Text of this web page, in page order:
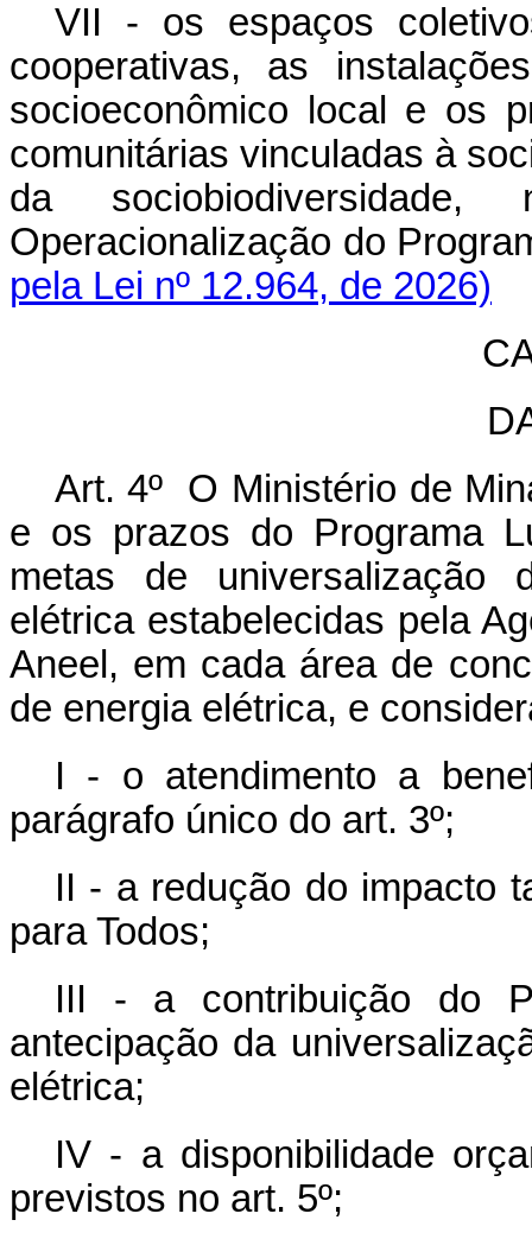
VII - os espaços
cooperativas, as
socioeconômico local e os
comunitárias vinculadas à
da
Operacionalização do
pela Lei nº 12.964, de 2026)
Art. 4º O Ministério de
e os prazos do Programa
metas de universalização
elétrica estabelecidas pela
Aneel, em cada área de
de energia elétrica, e
I - o atendimento a
parágrafo único do art. 3º;
II - a redução do impacto
para Todos;
III - a contribuição do
antecipação da
elétrica;
IV - a disponibilidade
previstos no art. 5º;